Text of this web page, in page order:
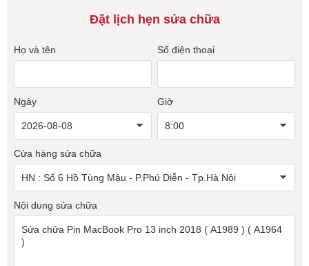
Đặt lịch hẹn sửa chữa
Họ và tên Số điện thoại
Ngày Giờ
Cửa hàng sửa chữa
Nội dung sửa chữa